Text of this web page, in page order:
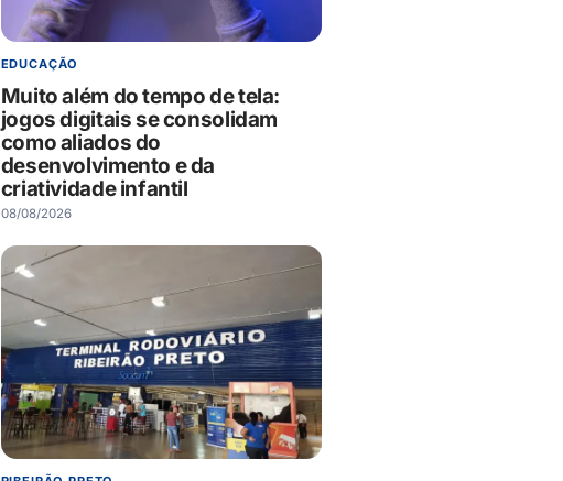
EDUCAÇÃO
Muito além do tempo de tela:
jogos digitais se consolidam
como aliados do
desenvolvimento e da
criatividade infantil
08/08/2026